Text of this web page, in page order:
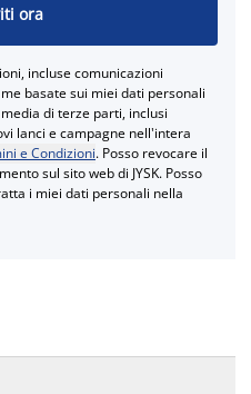
ora
incluse comunicazioni
basate sui miei dati personali
di terze parti, inclusi
lanci e campagne nell'intera
e Condizioni. Posso revocare il
sul sito web di JYSK. Posso
i miei dati personali nella